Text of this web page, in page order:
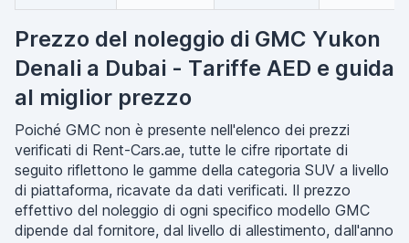
Prezzo del noleggio di GMC Yukon
Denali a Dubai - Tariffe AED e guida
al miglior prezzo
Poiché GMC non è presente nell'elenco dei prezzi
verificati di Rent-Cars.ae, tutte le cifre riportate di
seguito riflettono le gamme della categoria SUV a livello
di piattaforma, ricavate da dati verificati. Il prezzo
effettivo del noleggio di ogni specifico modello GMC
dipende dal fornitore, dal livello di allestimento, dall'anno